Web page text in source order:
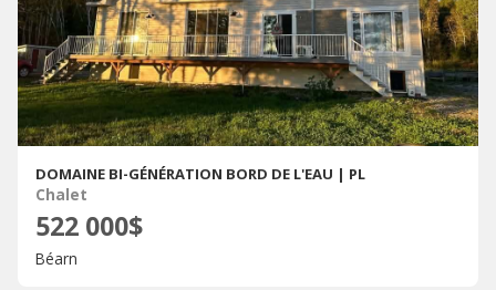
DOMAINE BI-GÉNÉRATION BORD DE L'EAU | PL
Chalet
522 000$
Béarn